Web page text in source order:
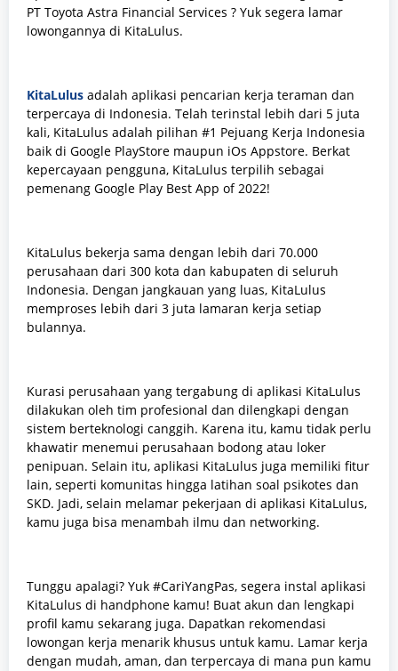
PT Toyota Astra Financial Services ? Yuk segera lamar
lowongannya di KitaLulus.
KitaLulus adalah aplikasi pencarian kerja teraman dan
terpercaya di Indonesia. Telah terinstal lebih dari 5 juta
kali, KitaLulus adalah pilihan #1 Pejuang Kerja Indonesia
baik di Google PlayStore maupun iOs Appstore. Berkat
kepercayaan pengguna, KitaLulus terpilih sebagai
pemenang Google Play Best App of 2022!
KitaLulus bekerja sama dengan lebih dari 70.000
perusahaan dari 300 kota dan kabupaten di seluruh
Indonesia. Dengan jangkauan yang luas, KitaLulus
memproses lebih dari 3 juta lamaran kerja setiap
bulannya.
Kurasi perusahaan yang tergabung di aplikasi KitaLulus
dilakukan oleh tim profesional dan dilengkapi dengan
sistem berteknologi canggih. Karena itu, kamu tidak perlu
khawatir menemui perusahaan bodong atau loker
penipuan. Selain itu, aplikasi KitaLulus juga memiliki fitur
lain, seperti komunitas hingga latihan soal psikotes dan
SKD. Jadi, selain melamar pekerjaan di aplikasi KitaLulus,
kamu juga bisa menambah ilmu dan networking.
Tunggu apalagi? Yuk #CariYangPas, segera instal aplikasi
KitaLulus di handphone kamu! Buat akun dan lengkapi
profil kamu sekarang juga. Dapatkan rekomendasi
lowongan kerja menarik khusus untuk kamu. Lamar kerja
dengan mudah, aman, dan terpercaya di mana pun kamu